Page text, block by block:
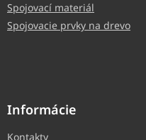
Spojovací materiál
Spojovacie prvky na drevo
Informácie
Kontakty